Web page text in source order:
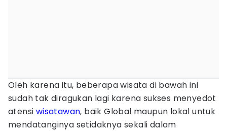
Oleh karena itu, beberapa wisata di bawah ini
sudah tak diragukan lagi karena sukses menyedot
atensi wisatawan, baik Global maupun lokal untuk
mendatanginya setidaknya sekali dalam